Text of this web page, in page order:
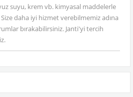
suyu, krem vb. kimyasal maddelerle
Size daha iyi hizmet verebilmemiz adına
bırakabilirsiniz. Janti'yi tercih